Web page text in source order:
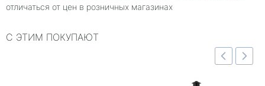
отличаться от цен в розничных магазинах
С ЭТИМ ПОКУПАЮТ
Быстрый просмотр